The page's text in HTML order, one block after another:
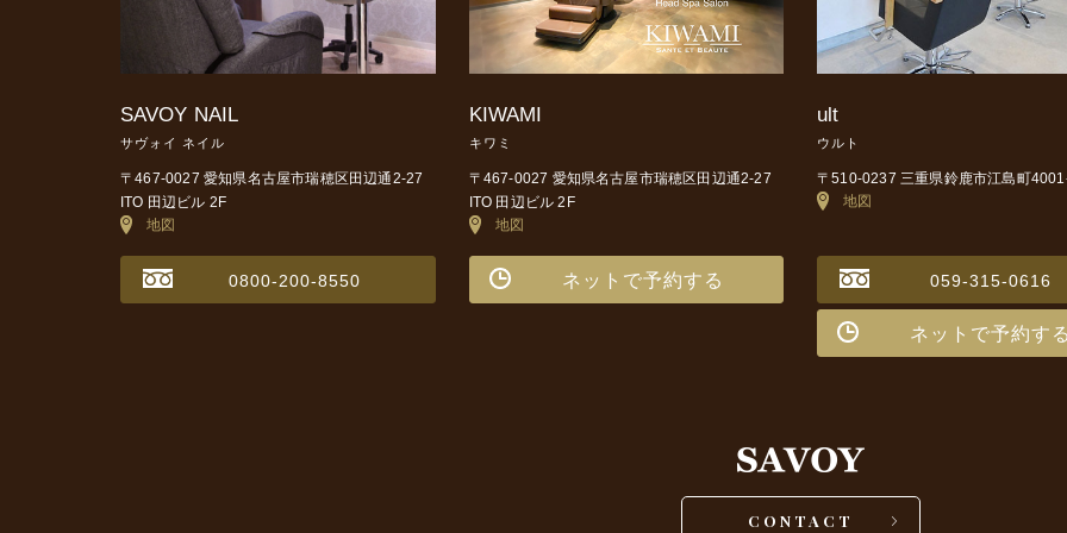
SAVOY NAIL
サヴォイ ネイル
〒467-0027 愛知県名古屋市瑞穂区田辺通2-27
ITO 田辺ビル 2F
地図
0800-200-8550
KIWAMI
キワミ
〒467-0027 愛知県名古屋市瑞穂区田辺通2-27
ITO 田辺ビル 2F
地図
ネットで予約する
ult
ウルト
〒510-0237 三重県鈴鹿市江島町
地図
059-315-0616
ネットで予約す
CONTACT